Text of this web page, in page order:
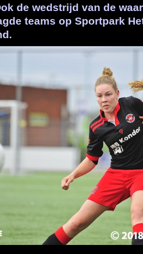
de wedstrijd van de
teams op Sportpark